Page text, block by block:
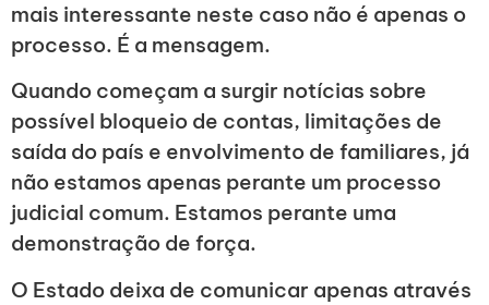
mais interessante neste caso não é apenas o
processo. É a mensagem.
Quando começam a surgir notícias sobre
possível bloqueio de contas, limitações de
saída do país e envolvimento de familiares, já
não estamos apenas perante um processo
judicial comum. Estamos perante uma
demonstração de força.
O Estado deixa de comunicar apenas através